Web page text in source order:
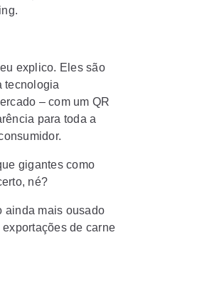
explico. Eles são
tecnologia
– com um QR
para toda a
gigantes como
né?
ainda mais ousado
de carne